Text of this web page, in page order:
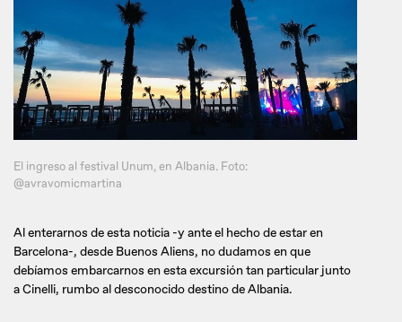
El ingreso al festival Unum, en Albania. Foto:
@avravomicmartina
Al enterarnos de esta noticia -y ante el hecho de estar en
Barcelona-, desde Buenos Aliens, no dudamos en que
debíamos embarcarnos en esta excursión tan particular junto
a Cinelli, rumbo al desconocido destino de Albania.